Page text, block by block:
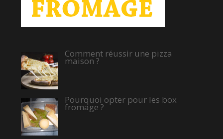
Comment réussir une pizza
maison ?
Pourquoi opter pour les box
fromage ?